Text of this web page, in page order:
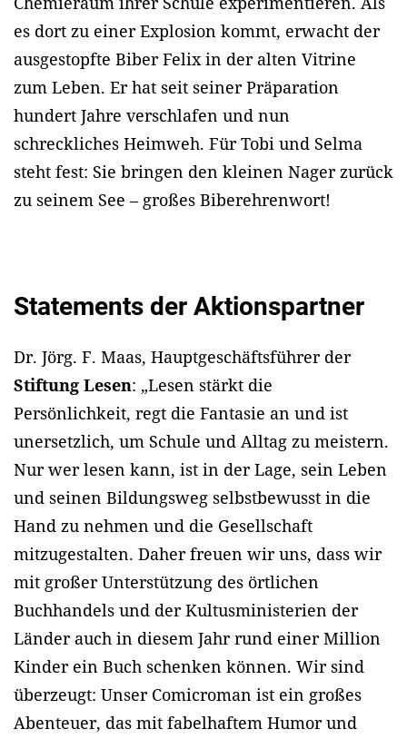
es dort zu einer Explosion kommt, erwacht der
ausgestopfte Biber Felix in der alten Vitrine
zum Leben. Er hat seit seiner Präparation
hundert Jahre verschlafen und nun
schreckliches Heimweh. Für Tobi und Selma
steht fest: Sie bringen den kleinen Nager zurück
zu seinem See – großes Biberehrenwort!
Statements der Aktionspartner
Dr. Jörg. F. Maas, Hauptgeschäftsführer der
Stiftung Lesen: „Lesen stärkt die
Persönlichkeit, regt die Fantasie an und ist
unersetzlich, um Schule und Alltag zu meistern.
Nur wer lesen kann, ist in der Lage, sein Leben
und seinen Bildungsweg selbstbewusst in die
Hand zu nehmen und die Gesellschaft
mitzugestalten. Daher freuen wir uns, dass wir
mit großer Unterstützung des örtlichen
Buchhandels und der Kultusministerien der
Länder auch in diesem Jahr rund einer Million
Kinder ein Buch schenken können. Wir sind
überzeugt: Unser Comicroman ist ein großes
Abenteuer, das mit fabelhaftem Humor und